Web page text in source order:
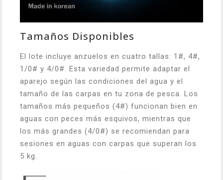
Tamaños Disponibles
El lote incluye anzuelos en cuatro tallas: 1#, 4#,
1/0# y 4/0#. Esta variedad permite adaptar el
aparejo según las condiciones del agua y el
tamaño de las carpas en tu zona de pesca. Los
tamaños más pequeños (4#) funcionan bien en
aguas con peces más esquivos, mientras que
los más grandes (4/0#) se recomiendan para
sesiones en aguas con carpas que superan los
5 kg.